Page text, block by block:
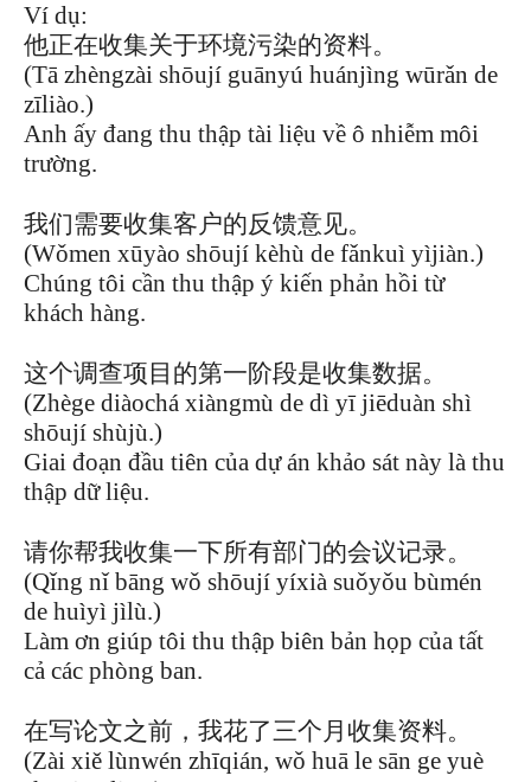
Ví dụ:
他正在收集关于环境污染的资料。
(Tā zhèngzài shōují guānyú huánjìng wūrǎn de
zīliào.)
Anh ấy đang thu thập tài liệu về ô nhiễm môi
trường.
我们需要收集客户的反馈意见。
(Wǒmen xūyào shōují kèhù de fǎnkuì yìjiàn.)
Chúng tôi cần thu thập ý kiến phản hồi từ
khách hàng.
这个调查项目的第一阶段是收集数据。
(Zhège diàochá xiàngmù de dì yī jiēduàn shì
shōují shùjù.)
Giai đoạn đầu tiên của dự án khảo sát này là thu
thập dữ liệu.
请你帮我收集一下所有部门的会议记录。
(Qǐng nǐ bāng wǒ shōují yíxià suǒyǒu bùmén
de huìyì jìlù.)
Làm ơn giúp tôi thu thập biên bản họp của tất
cả các phòng ban.
在写论文之前，我花了三个月收集资料。
(Zài xiě lùnwén zhīqián, wǒ huā le sān ge yuè